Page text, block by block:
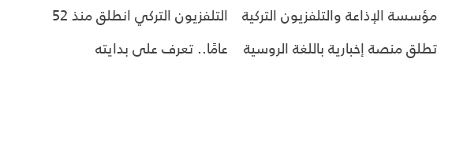
مؤسسة الإذاعة والتلفزيون التركية
تطلق منصة إخبارية باللغة الروسية
التلفزيون التركي انطلق منذ 52
عامًا.. تعرف على بدايته